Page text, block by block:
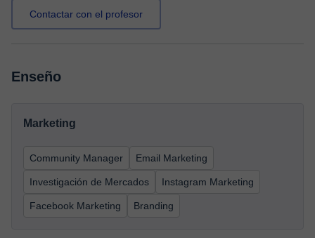
Contactar con el profesor
Enseño
Marketing
Community Manager Email Marketing
Investigación de Mercados Instagram Marketing
Facebook Marketing Branding